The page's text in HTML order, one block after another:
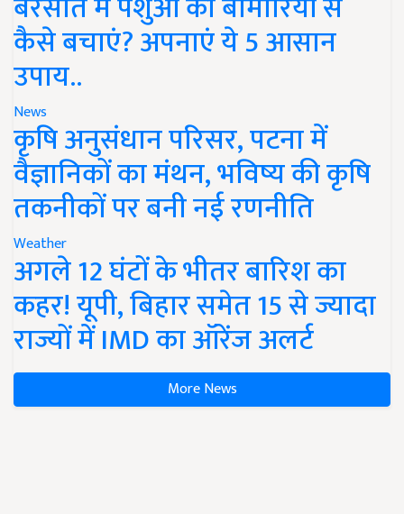
कैसे बचाएं? अपनाएं ये 5 आसान
उपाय..
News
कृषि अनुसंधान परिसर, पटना में
वैज्ञानिकों का मंथन, भविष्य की कृषि
तकनीकों पर बनी नई रणनीति
Weather
अगले 12 घंटों के भीतर बारिश का
कहर! यूपी, बिहार समेत 15 से ज्यादा
राज्यों में IMD का ऑरेंज अलर्ट
More News